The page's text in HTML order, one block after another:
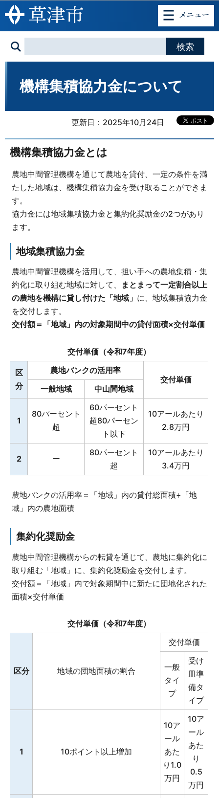
このページの本文へ移動
機構集積協力金について
更新日：2025年10月24日
機構集積協力金とは
農地中間管理機構を通じて農地を貸付、一定の条件を満
たした地域は、機構集積協力金を受け取ることができま
す。
協力金には地域集積協力金と集約化奨励金の2つがあり
ます。
地域集積協力金
農地中間管理機構を活用して、担い手への農地集積・集
約化に取り組む地域に対して、
まとまって一定割合以上
の農地を機構に貸し付けた「地域」 に、地域集積協力金
を交付します。
交付額＝「地域」内の対象期間中の貸付面積×交付単価
交付単価（令和7年度）
区
分
農地バンクの活用率
交付単価
一般地域
中山間地域
1
80パーセント
超
60パーセント
超80パーセン
ト以下
10アールあたり
2.8万円
2 ー
80パーセント
超
10アールあたり
3.4万円
農地バンクの活用率＝「地域」内の貸付総面積÷「地
域」内の農地面積
集約化奨励金
農地中間管理機構からの転貸を通じて、農地に集約化に
取り組む「地域」に、集約化奨励金を交付します。
交付額＝「地域」内で対象期間中に新たに団地化された
面積×交付単価
交付単価（令和7年度）
区分 地域の団地面積の割合
交付単価
一般
タイ
プ
受け
皿準
備タ
イプ
1 10ポイント以上増加
10ア
ール
あた
り1.0
万円
10ア
ール
あた
り
0.5
万円